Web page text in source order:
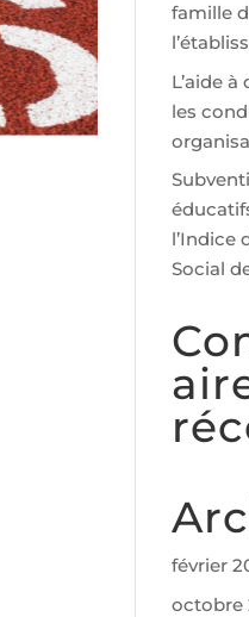
famille
L’aide
les
l’Indice
Social
février
octobre